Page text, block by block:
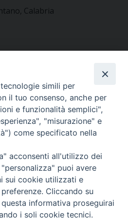
Calabria
simili per
il tuo consenso, anche per
e funzionalità semplici",
"misurazione" e
come specificato nella
acconsenti all'utilizzo dei
puoi avere
sui cookie utilizzati e
Cliccando su
informativa proseguirai
i soli cookie tecnici.